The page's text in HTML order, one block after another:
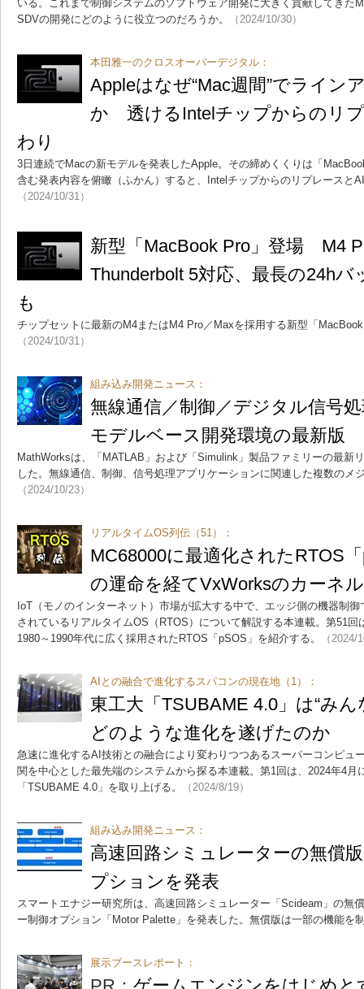
いる。これまで制御システムのソフトウェア開発に大きく貢献してきた
SDVの開発にどのように役立つのだろうか。
（2024/10/30）
本田雅一のクロスオーバーデジタル：
Appleはなぜ“Mac週間”でライン
か 透けるIntelチップからのリ
わり
3日連続でMacの新モデルを発表したApple。その締めくくりは「
含む発表内容を俯瞰（ふかん）すると、Intelチップからのリプレースと
（2024/10/31）
新型「MacBook Pro」登場 M4
Thunderbolt 5対応、最長の24h
も
チップセットに最新のM4またはM4 Pro／Maxを採用する新型「
（2024/10/31）
組み込み開発ニュース：
無線通信／制御／デジタル信号
モデルベース開発環境の最新版
MathWorksは、「MATLAB」および「Simulink」製品ファミリーの最新
した。無線通信、制御、信号処理アプリケーションに関連した複数のメ
（2024/10/23）
リアルタイムOS列伝（51）：
MC68000に最適化されたRTOS
の運命を経てVxWorksのカーネ
IoT（モノのインターネット）市場が拡大する中で、エッジ側の機器制
されているリアルタイムOS（RTOS）について解説する本連載。第51回
1980～1990年代に広く採用されたRTOS「pSOS」を紹介する。
（2024/
AIとの融合で進化するスパコンの現在地（1）：
東工大「TSUBAME 4.0」は“み
どのような進化を遂げたのか
急速に進化するAI技術との融合により変わりつつあるスーパーコンピュ
関を中心とした最先端のシステムから探る本連載。第1回は、2024年4月
「TSUBAME 4.0」を取り上げる。
（2024/8/19）
組み込み開発ニュース：
高速回路シミュレーターの無償
プションを発表
スマートエナジー研究所は、高速回路シミュレーター「Scideam」の無
ー制御オプション「Motor Palette」を発表した。無償版は一部の機能を
展示ブースレポート：